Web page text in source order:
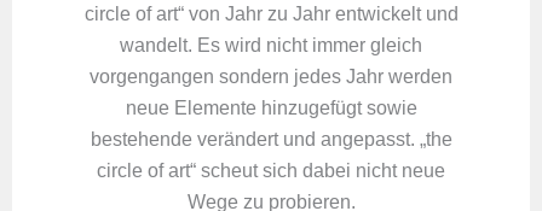
circle of art“ von Jahr zu Jahr entwickelt und
wandelt. Es wird nicht immer gleich
vorgengangen sondern jedes Jahr werden
neue Elemente hinzugefügt sowie
bestehende verändert und angepasst. „the
circle of art“ scheut sich dabei nicht neue
Wege zu probieren.